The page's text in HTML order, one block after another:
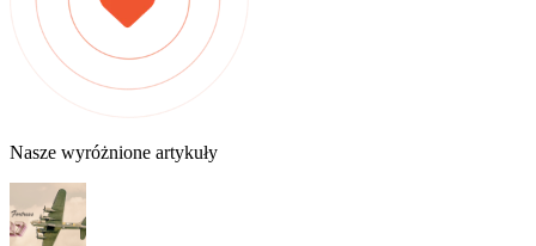
Nasze wyróżnione artykuły